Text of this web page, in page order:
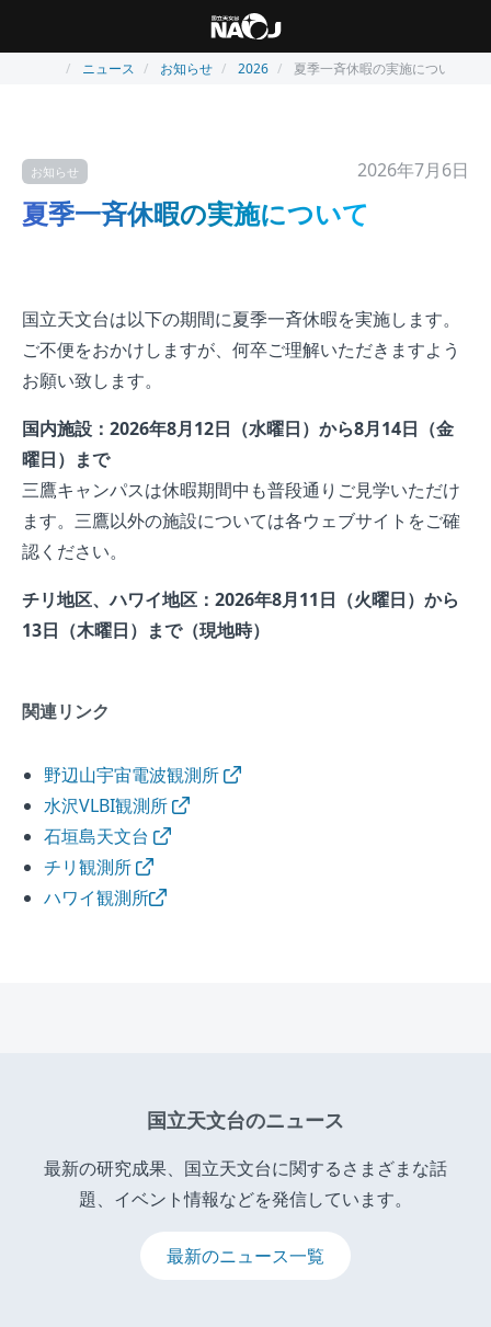
ニュース お知らせ 2026 夏季一斉休暇の実施について
お知らせ 2026年7月6日
夏季一斉休暇の実施について
国立天文台は以下の期間に夏季一斉休暇を実施します。
ご不便をおかけしますが、何卒ご理解いただきますよう
お願い致します。
国内施設：2026年8月12日（水曜日）から8月14日（金
曜日）まで
三鷹キャンパスは休暇期間中も普段通りご見学いただけ
ます。三鷹以外の施設については各ウェブサイトをご確
認ください。
チリ地区、ハワイ地区：2026年8月11日（火曜日）から
13日（木曜日）まで（現地時）
関連リンク
野辺山宇宙電波観測所
水沢VLBI観測所
石垣島天文台
チリ観測所
ハワイ観測所
国立天文台のニュース
最新の研究成果、国立天文台に関するさまざまな話
題、イベント情報などを発信しています。
最新のニュース一覧